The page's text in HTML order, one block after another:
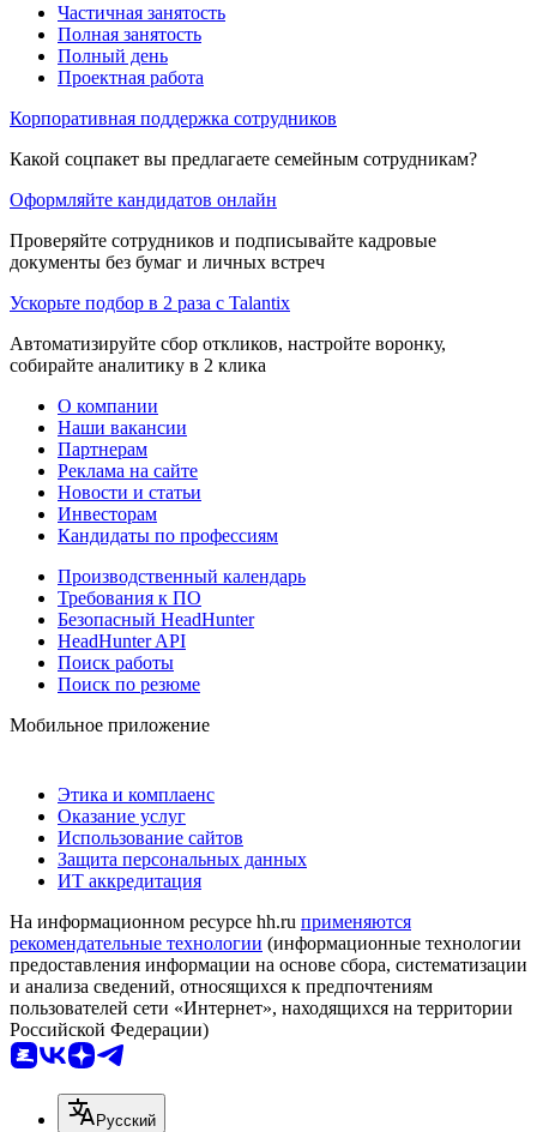
Частичная занятость
Полная занятость
Полный день
Проектная работа
Корпоративная поддержка сотрудников
Какой соцпакет вы предлагаете семейным сотрудникам?
Оформляйте кандидатов онлайн
Проверяйте сотрудников и подписывайте кадровые
документы без бумаг и личных встреч
Ускорьте подбор в 2 раза с Talantix
Автоматизируйте сбор откликов, настройте воронку,
собирайте аналитику в 2 клика
О компании
Наши вакансии
Партнерам
Реклама на сайте
Новости и статьи
Инвесторам
Кандидаты по профессиям
Производственный календарь
Требования к ПО
Безопасный HeadHunter
HeadHunter API
Поиск работы
Поиск по резюме
Мобильное приложение
Этика и комплаенс
Оказание услуг
Использование сайтов
Защита персональных данных
ИТ аккредитация
На информационном ресурсе hh.ru применяются
рекомендательные технологии (информационные технологии
предоставления информации на основе сбора, систематизации
и анализа сведений, относящихся к предпочтениям
пользователей сети «Интернет», находящихся на территории
Российской Федерации)
Русский